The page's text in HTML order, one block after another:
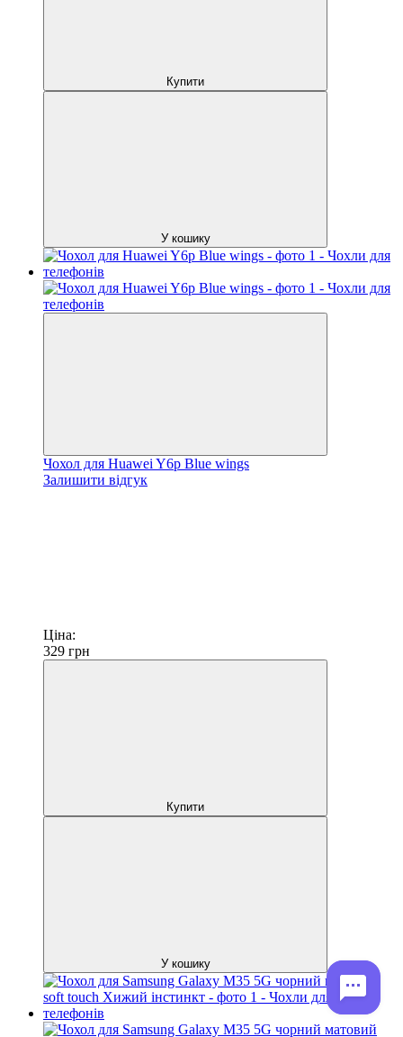
Купити
У кошику
Чохол для Huawei Y6p Blue wings
Залишити відгук
Ціна:
329 грн
Купити
У кошику